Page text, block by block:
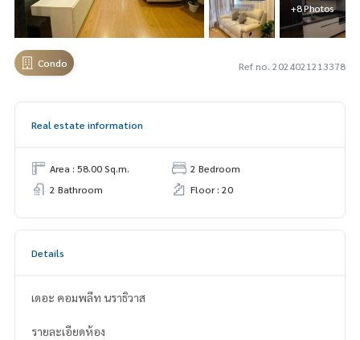
+8 Photos
Condo Ref no. 2024021213378
Real estate information
Area : 58.00 Sq.m.
2 Bedroom
2 Bathroom
Floor : 20
Details
เดอะ คอมพลีท นราธิวาส
รายละเอียดห้อง